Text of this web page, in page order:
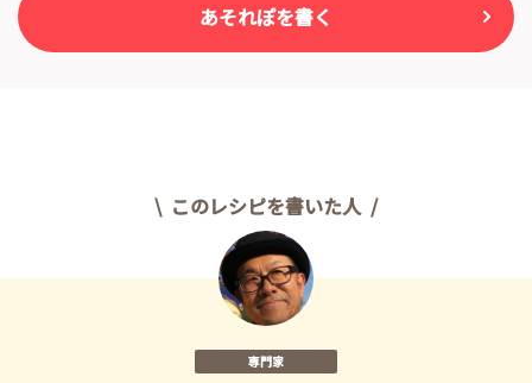
あそれぽを書く
このレシピを書いた人
専門家